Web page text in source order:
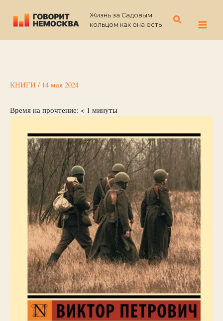
содержимому
Жизнь за Садовым
кольцом как она есть
Поиск
КНИГИ / 14 мая 2024
Время на прочтение: < 1 минуты